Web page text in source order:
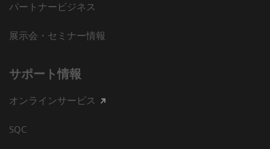
パートナービジネス
展示会・セミナー情報
サポート情報
オンラインサービス
SQC